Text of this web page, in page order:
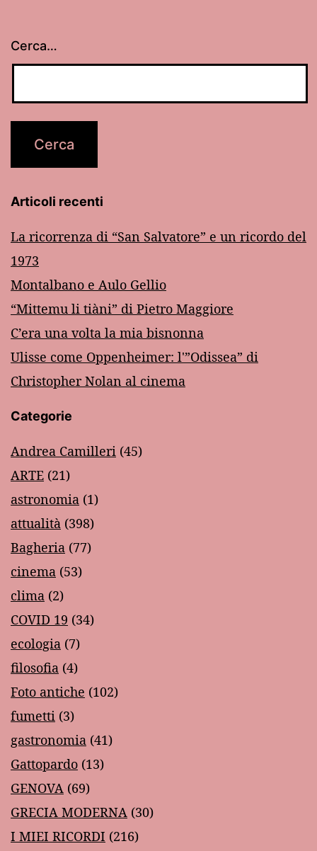
Cerca…
Articoli recenti
La ricorrenza di “San Salvatore” e un ricordo del
1973
Montalbano e Aulo Gellio
“Mittemu li tiàni” di Pietro Maggiore
C’era una volta la mia bisnonna
Ulisse come Oppenheimer: l'”Odissea” di
Christopher Nolan al cinema
Categorie
Andrea Camilleri (45)
ARTE (21)
astronomia (1)
attualità (398)
Bagheria (77)
cinema (53)
clima (2)
COVID 19 (34)
ecologia (7)
filosofia (4)
Foto antiche (102)
fumetti (3)
gastronomia (41)
Gattopardo (13)
GENOVA (69)
GRECIA MODERNA (30)
I MIEI RICORDI (216)